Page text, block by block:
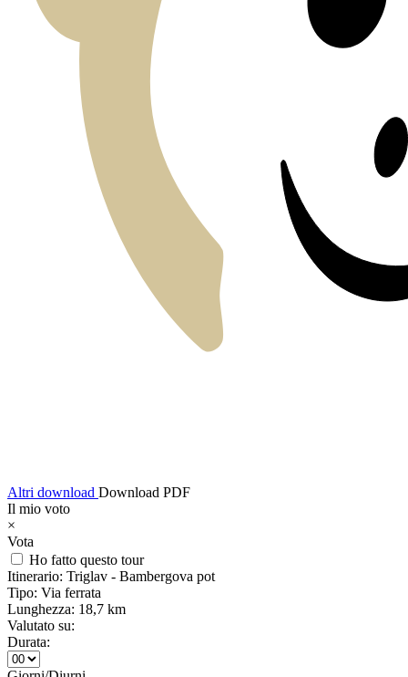
Altri download Download PDF
Il mio voto
×
Vota
Ho fatto questo tour
Itinerario: Triglav - Bambergova pot
Tipo: Via ferrata
Lunghezza: 18,7 km
Valutato su:
Durata: